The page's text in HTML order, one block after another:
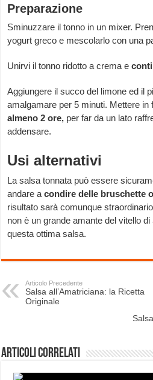
Preparazione
Sminuzzare il tonno in un mixer.
yogurt greco e mescolarlo con una
Unirvi il tonno ridotto a crema e
Aggiungere il succo del limone ed il
amalgamare per 5 minuti. Mettere in
almeno 2 ore, per far da un lato
addensare.
Usi alternativi
La salsa tonnata può essere
andare acondire delle bruschette
risultato sarà comunque
non è un grande amante del vitello
questa ottima salsa.
Articolo Precedente
Salsa all’Amatriciana: la Ricetta
Originale
Articoli correlati